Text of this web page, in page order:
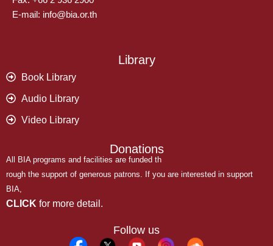
E-mail: info@bia.or.th
Library
Book Library
Audio Library
Video Library
Donations
All BIA programs and facilities are funded th
rough the support of generous patrons. If you are interested in support
BIA,
CLICK for more detail.
Follow us